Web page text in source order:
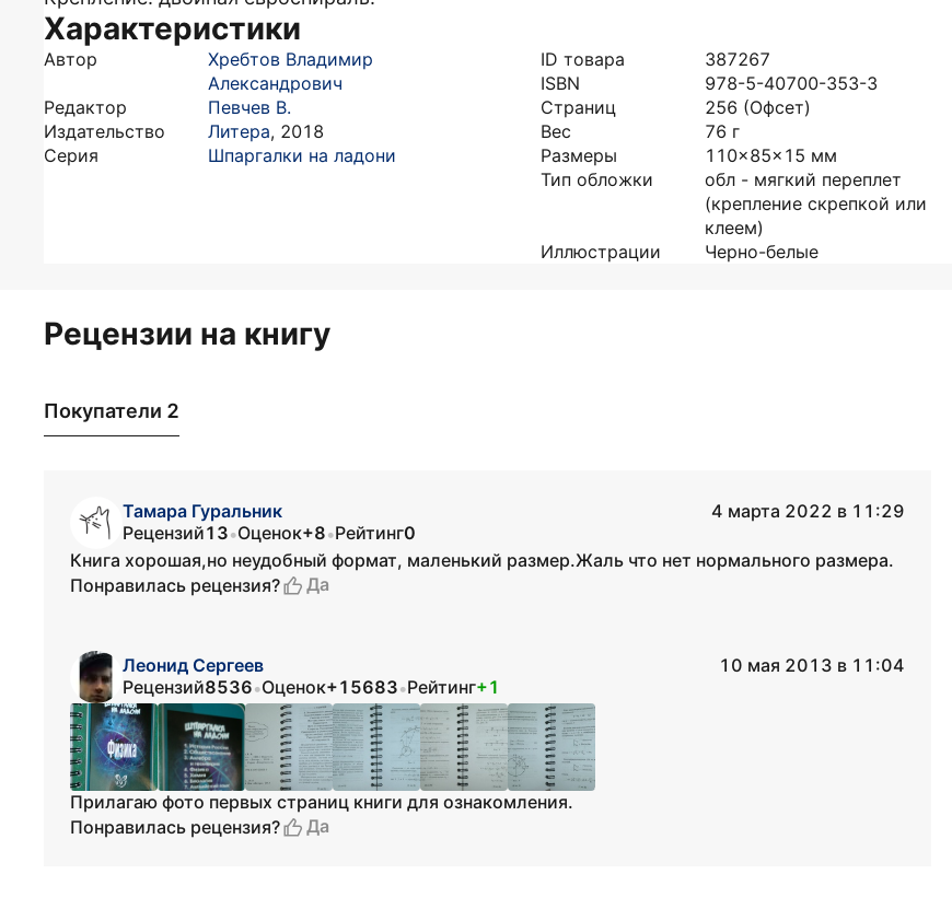
Характеристики
Автор
Хребтов Владимир
Александрович
Редактор
Певчев В.
Издательство
Литера, 2018
Серия
Шпаргалки на ладони
ID товара
387267
ISBN
978-5-40700-353-3
Страниц
256 (Офсет)
Вес
76 г
Размеры
110x85x15 мм
Тип обложки
обл - мягкий переплет
(крепление скрепкой или
клеем)
Иллюстрации
Черно-белые
Рецензии на книгу
Покупатели 2
Тамара Гуральник
4 марта 2022 в 11:29
Рецензий13•Оценок+8•Рейтинг0
Книга хорошая,но неудобный формат, маленький размер.Жаль что нет нормального размера.
Понравилась рецензия?
Да
Леонид Сергеев
10 мая 2013 в 11:04
Рецензий8536•Оценок+15683•Рейтинг+1
Прилагаю фото первых страниц книги для ознакомления.
Понравилась рецензия?
Да